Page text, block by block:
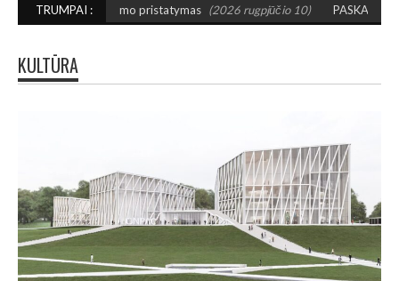
TRUMPAI :
pristatymas (2026 rugpjūčio 10) PASKATA KURTI DRĄSIAU:
KULTŪRA